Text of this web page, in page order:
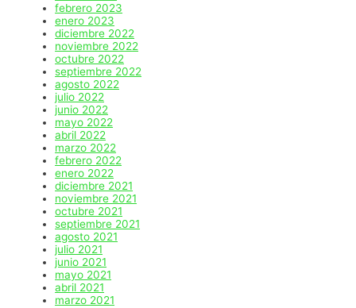
febrero 2023
enero 2023
diciembre 2022
noviembre 2022
octubre 2022
septiembre 2022
agosto 2022
julio 2022
junio 2022
mayo 2022
abril 2022
marzo 2022
febrero 2022
enero 2022
diciembre 2021
noviembre 2021
octubre 2021
septiembre 2021
agosto 2021
julio 2021
junio 2021
mayo 2021
abril 2021
marzo 2021